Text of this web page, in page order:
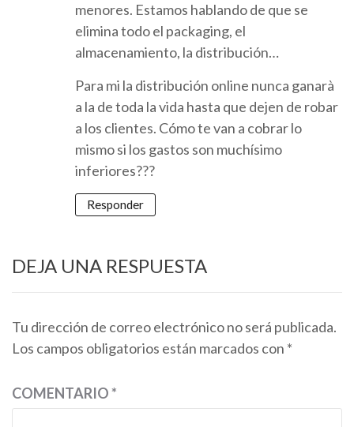
menores. Estamos hablando de que se
elimina todo el packaging, el
almacenamiento, la distribución…
Para mi la distribución online nunca ganarà
a la de toda la vida hasta que dejen de robar
a los clientes. Cómo te van a cobrar lo
mismo si los gastos son muchísimo
inferiores???
Responder
DEJA UNA RESPUESTA
Tu dirección de correo electrónico no será publicada.
Los campos obligatorios están marcados con *
COMENTARIO*